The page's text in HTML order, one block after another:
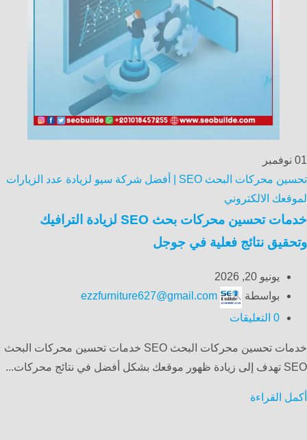
01 نوفمبر
تحسين محركات البحث SEO | أفضل شركة سيو لزيادة عدد الزيارات
لموقعك الالكتروني
خدمات تحسين محركات بحث SEO لزيادة الترافيك
وتحقيق نتائج فعلية في جوجل
يونيو 20, 2026
بواسطة
ezzfurniture627@gmail.com
0 التعليقات
خدمات تحسين محركات البحث SEO خدمات تحسين محركات البحث
SEO تهدف إلى زيادة ظهور موقعك بشكل أفضل في نتائج محركات...
أكمل القراءة